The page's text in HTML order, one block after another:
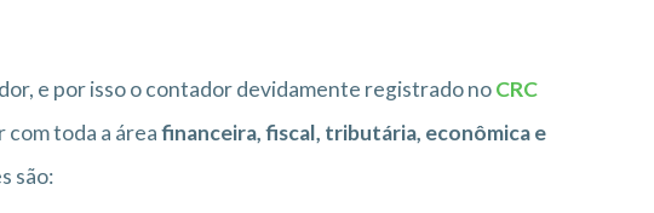
e por isso o contador devidamente registrado noCRC
toda a áreafinanceira, fiscal, tributária, econômica e
são: